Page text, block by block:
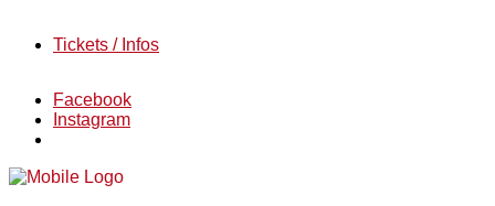
Tickets / Infos
Facebook
Instagram